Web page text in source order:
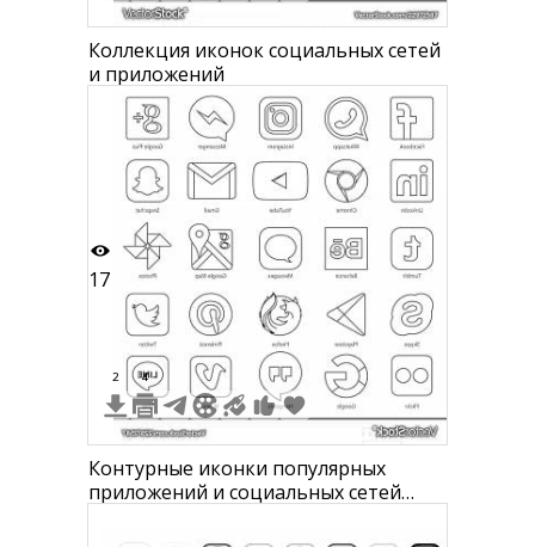
Коллекция иконок социальных сетей
и приложений
17
2 4
Контурные иконки популярных
приложений и социальных сетей
Instagram, WhatsApp, Facebook,